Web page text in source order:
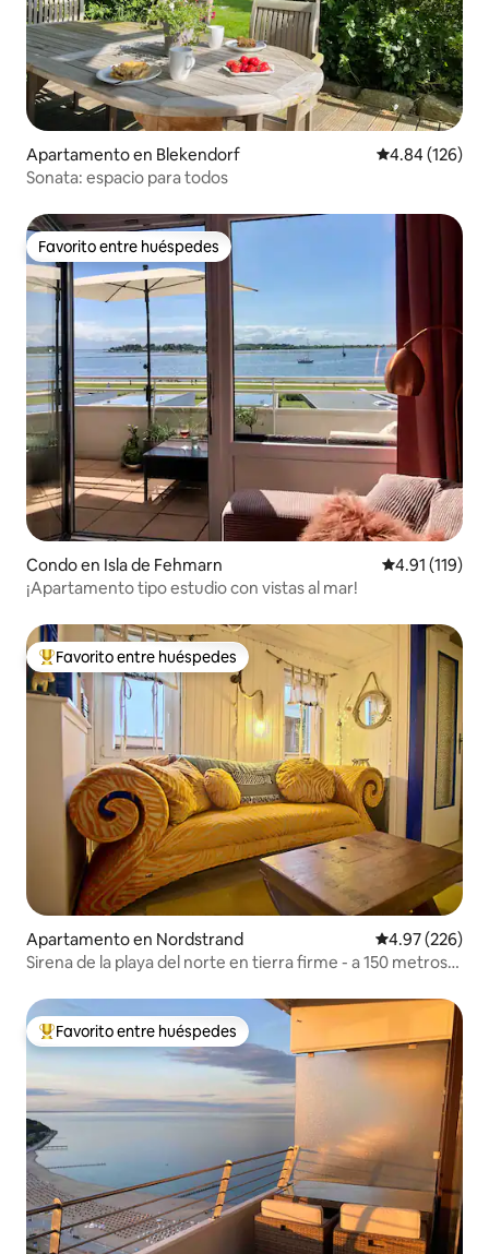
Apartamento en Blekendorf Calificación
4.84 (126)
Sonata: espacio para todos
Favorito entre huéspedes
Favorito entre huéspedes
Condo en Isla de Fehmarn Calificación
4.91 (119)
¡Apartamento tipo estudio con vistas al mar!
Favorito entre huéspedes preferido
Favorito entre huéspedes
Apartamento en Nordstrand Calificación
4.97 (226)
Sirena de la playa del norte en tierra firme - a 150 metros
Favorito entre huéspedes preferido
Favorito entre huéspedes